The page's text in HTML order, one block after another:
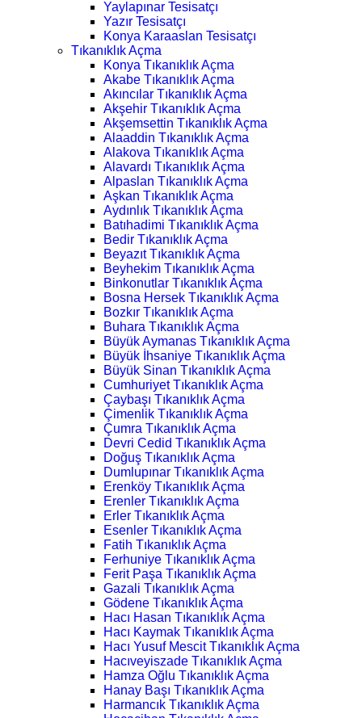
Yaylapınar Tesisatçı
Yazır Tesisatçı
Konya Karaaslan Tesisatçı
Tıkanıklık Açma
Konya Tıkanıklık Açma
Akabe Tıkanıklık Açma
Akıncılar Tıkanıklık Açma
Akşehir Tıkanıklık Açma
Akşemsettin Tıkanıklık Açma
Alaaddin Tıkanıklık Açma
Alakova Tıkanıklık Açma
Alavardı Tıkanıklık Açma
Alpaslan Tıkanıklık Açma
Aşkan Tıkanıklık Açma
Aydınlık Tıkanıklık Açma
Batıhadimi Tıkanıklık Açma
Bedir Tıkanıklık Açma
Beyazıt Tıkanıklık Açma
Beyhekim Tıkanıklık Açma
Binkonutlar Tıkanıklık Açma
Bosna Hersek Tıkanıklık Açma
Bozkır Tıkanıklık Açma
Buhara Tıkanıklık Açma
Büyük Aymanas Tıkanıklık Açma
Büyük İhsaniye Tıkanıklık Açma
Büyük Sinan Tıkanıklık Açma
Cumhuriyet Tıkanıklık Açma
Çaybaşı Tıkanıklık Açma
Çimenlik Tıkanıklık Açma
Çumra Tıkanıklık Açma
Devri Cedid Tıkanıklık Açma
Doğuş Tıkanıklık Açma
Dumlupınar Tıkanıklık Açma
Erenköy Tıkanıklık Açma
Erenler Tıkanıklık Açma
Erler Tıkanıklık Açma
Esenler Tıkanıklık Açma
Fatih Tıkanıklık Açma
Ferhuniye Tıkanıklık Açma
Ferit Paşa Tıkanıklık Açma
Gazali Tıkanıklık Açma
Gödene Tıkanıklık Açma
Hacı Hasan Tıkanıklık Açma
Hacı Kaymak Tıkanıklık Açma
Hacı Yusuf Mescit Tıkanıklık Açma
Hacıveyiszade Tıkanıklık Açma
Hamza Oğlu Tıkanıklık Açma
Hanay Başı Tıkanıklık Açma
Harmancık Tıkanıklık Açma